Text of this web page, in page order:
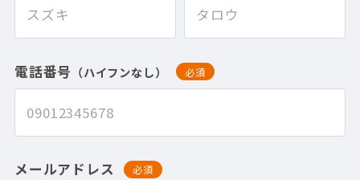
電話番号 （ハイフンなし） 必須
メールアドレス 必須